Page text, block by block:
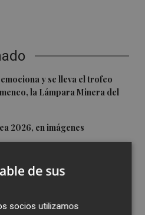
y se lleva el trofeo
la Lámpara Minera del
2026, en imágenes
Galatasaray
de sus
socios utilizamos